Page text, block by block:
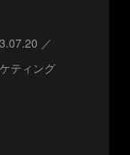
ティング